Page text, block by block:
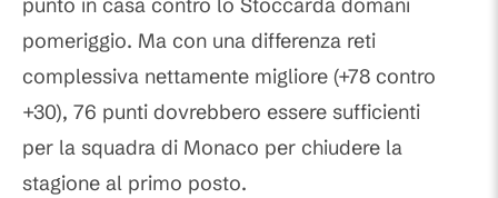
pomeriggio. Ma con una differenza reti
complessiva nettamente migliore (+78 contro
+30), 76 punti dovrebbero essere sufficienti
per la squadra di Monaco per chiudere la
stagione al primo posto.